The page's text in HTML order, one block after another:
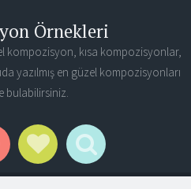
Örnekleri
kompozisyon, kısa kompozisyonlar,
yazılmış en güzel kompozisyonları
bulabilirsiniz.
Social Links
Search